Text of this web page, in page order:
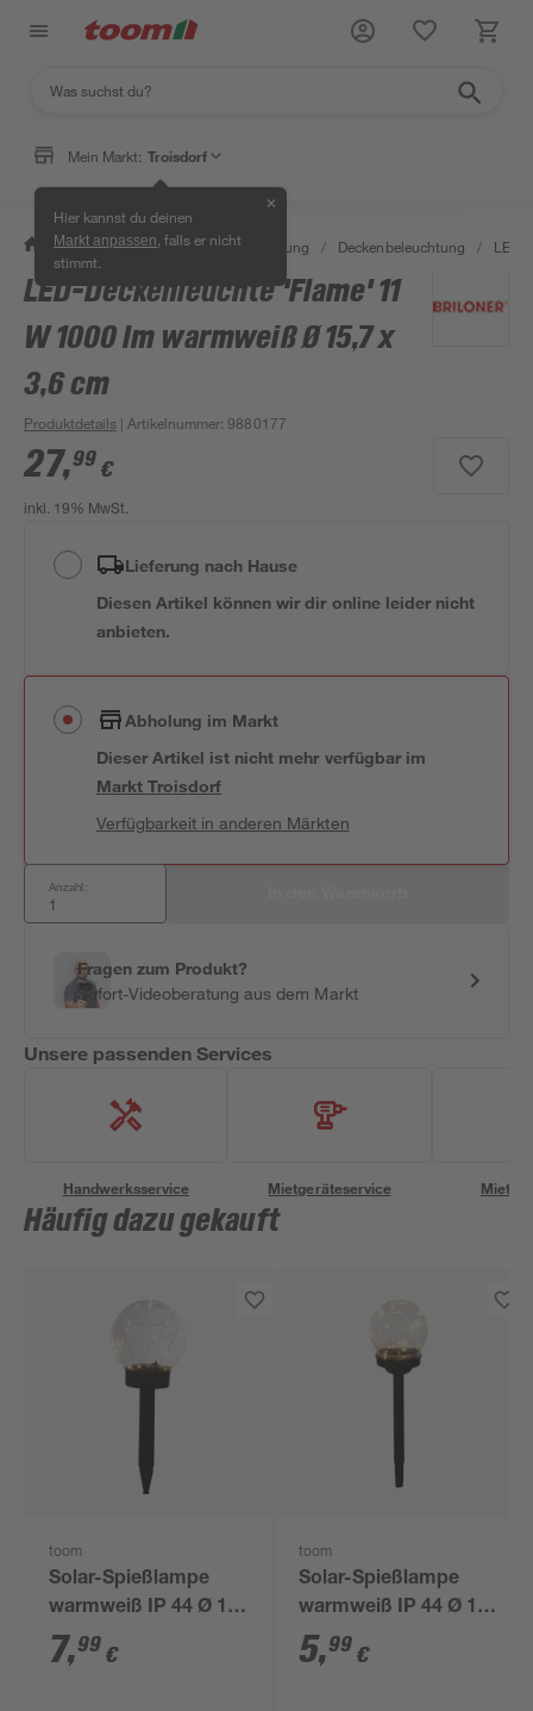
Mein Markt: Troisdorf
Hier kannst du deinen
Markt anpassen , falls er nicht
stimmt.
✕
/ Wohnen & Haushalt / Beleuchtung / Deckenbeleuchtung / LED-
LED-Deckenleuchte 'Flame' 11
W 1000 lm warmweiß Ø 15,7 x
3,6 cm
Produktdetails | Artikelnummer:9880177
27,99 €
inkl. 19% MwSt.
Lieferung nach Hause
Diesen Artikel können wir dir online leider nicht
anbieten.
Abholung im Markt
Dieser Artikel ist nicht mehr verfügbar im
MarktTroisdorf
Verfügbarkeit in anderen Märkten
Anzahl:
Fragen zum Produkt?
Sofort-Videoberatung aus dem Markt
Unsere passenden Services
Handwerksservice Mietgeräteservice
Häufig dazu gekauft
toom
Solar-Spießlampe
warmweiß IP 44 Ø 15
x 44 cm
7,99 €
toom
Solar-Spießlampe
warmweiß IP 44 Ø 10
x 39 cm
5,99 €